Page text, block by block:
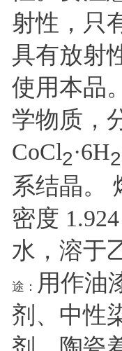
射性，只
具有放射
使用本品
学物质，
CoCl2·6H2
系结晶。
密度
水，溶于
途： 用作油
剂、中性